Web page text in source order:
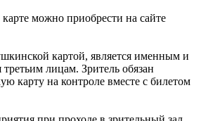
можно приобрести на сайте
картой, является именным и
третьим лицам. Зритель обязан
карту на контроле вместе с билетом